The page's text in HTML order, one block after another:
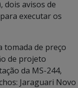
dois avisos de
executar os
tomada de preço
de projeto
da MS-244,
Jaraguari Novo